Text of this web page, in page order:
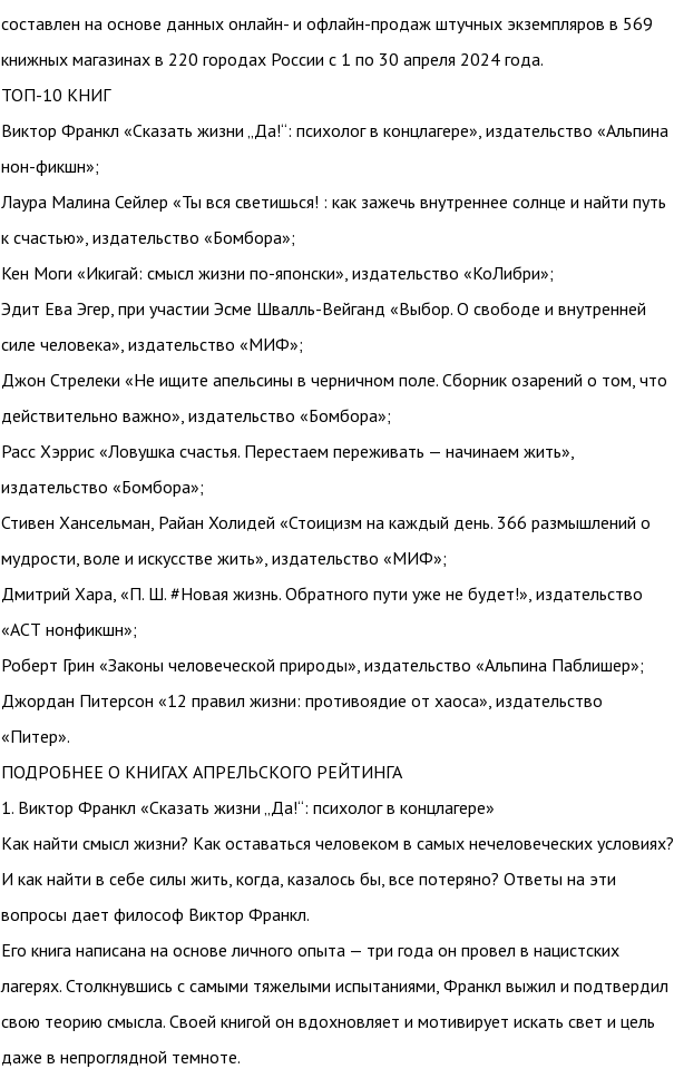
составлен на основе данных онлайн- и офлайн-продаж штучных экземпляров в 569
книжных магазинах в 220 городах России с 1 по 30 апреля 2024 года.
ТОП-10 КНИГ
Виктор Франкл «Сказать жизни „Да!“: психолог в концлагере», издательство «Альпина
нон-фикшн»;
Лаура Малина Сейлер «Ты вся светишься! : как зажечь внутреннее солнце и найти путь
к счастью», издательство «Бомбора»;
Кен Моги «Икигай: смысл жизни по-японски», издательство «КоЛибри»;
Эдит Ева Эгер, при участии Эсме Швалль-Вейганд «Выбор. О свободе и внутренней
силе человека», издательство «МИФ»;
Джон Стрелеки «Не ищите апельсины в черничном поле. Сборник озарений о том, что
действительно важно», издательство «Бомбора»;
Расс Хэррис «Ловушка счастья. Перестаем переживать — начинаем жить»,
издательство «Бомбора»;
Стивен Хансельман, Райан Холидей «Стоицизм на каждый день. 366 размышлений о
мудрости, воле и искусстве жить», издательство «МИФ»;
Дмитрий Хара, «П. Ш. #Новая жизнь. Обратного пути уже не будет!», издательство
«АСТ нонфикшн»;
Роберт Грин «Законы человеческой природы», издательство «Альпина Паблишер»;
Джордан Питерсон «12 правил жизни: противоядие от хаоса», издательство
«Питер».
ПОДРОБНЕЕ О КНИГАХ АПРЕЛЬСКОГО РЕЙТИНГА
1. Виктор Франкл «Сказать жизни „Да!“: психолог в концлагере»
Как найти смысл жизни? Как оставаться человеком в самых нечеловеческих условиях?
И как найти в себе силы жить, когда, казалось бы, все потеряно? Ответы на эти
вопросы дает философ Виктор Франкл.
Его книга написана на основе личного опыта — три года он провел в нацистских
лагерях. Столкнувшись с самыми тяжелыми испытаниями, Франкл выжил и подтвердил
свою теорию смысла. Своей книгой он вдохновляет и мотивирует искать свет и цель
даже в непроглядной темноте.